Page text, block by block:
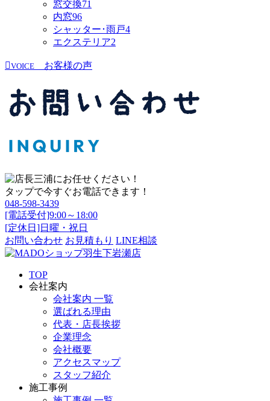
窓交換71
内窓96
シャッター･雨戸4
エクステリア2
VOICE お客様の声
タップで今すぐお電話できます！
048-598-3439
[電話受付]9:00～18:00
[定休日]日曜・祝日
お問い合わせ お見積もり LINE相談
TOP
会社案内
会社案内 一覧
選ばれる理由
代表・店長挨拶
企業理念
会社概要
アクセスマップ
スタッフ紹介
施工事例